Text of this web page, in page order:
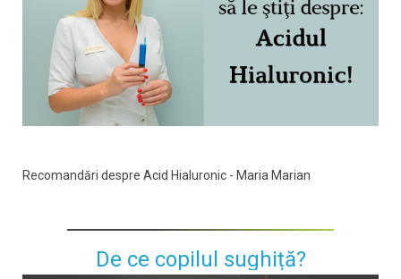
Recomandări despre Acid Hialuronic - Maria Marian
De ce copilul sughiță?